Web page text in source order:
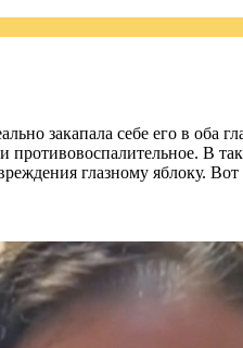
закапала себе его в оба
В
глазному яблоку.